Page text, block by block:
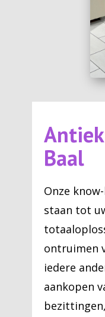
Baal
Onze
staan tot
ontruimen
iedere
aankopen